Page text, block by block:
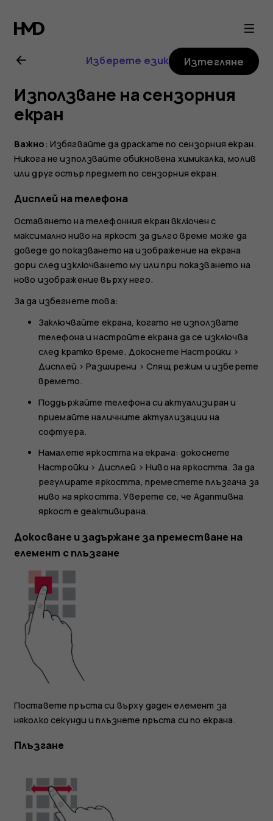
Ръководство
на
потребителя
за
Nokia
8
Sirocco
Изберете език Изтегляне
Използване на сензорния
екран
Важно: Избягвайте да драскате по сензорния екран.
Никога не използвайте обикновена химикалка, молив
или друг остър предмет по сензорния екран.
Дисплей на телефона
Оставянето на телефонния екран включен с
максимално ниво на яркост за дълго време може да
доведе до показването на изображение на екрана
дори след изключването му или при показването на
ново изображение върху него.
За да избегнете това:
Заключвайте екрана, когато не използвате
телефона и настройте екрана да се изключва
след кратко време. ДокоснетеНастройки >
Дисплей >Разширени >Спящ режим и изберете
времето.
Поддържайте телефона си актуализиран и
приемайте наличните актуализации на
софтуера.
Намалете яркостта на екрана: докоснете
Настройки > Дисплей >Ниво на яркостта. За да
регулирате яркостта, преместете плъзгача за
ниво на яркостта. Уверете се, че Адаптивна
яркост е деактивирана.
Докосване и задържане за преместване на
елемент с плъзгане
Поставете пръста си върху даден елемент за
няколко секунди и плъзнете пръста си по екрана.
Плъзгане